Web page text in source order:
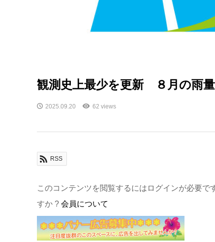
観測史上最少を更新 ８月の雨
2025.09.20 62 views
RSS
このコンテンツを閲覧するにはログインが必要で
すか ? 会員について